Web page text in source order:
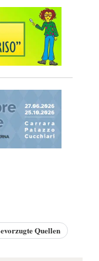
Quellen